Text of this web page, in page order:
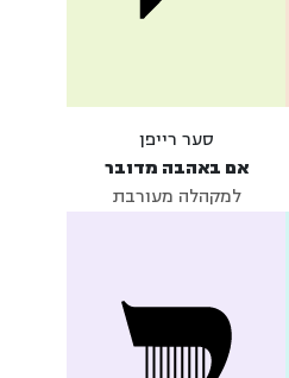
סער רייפן
אם באהבה מדובר
למקהלה מעורבת